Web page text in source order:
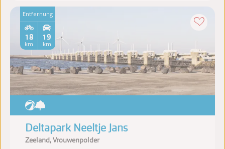
Entfernung
19
km
18
km
Deltapark Neeltje Jans
Zeeland, Vrouwenpolder